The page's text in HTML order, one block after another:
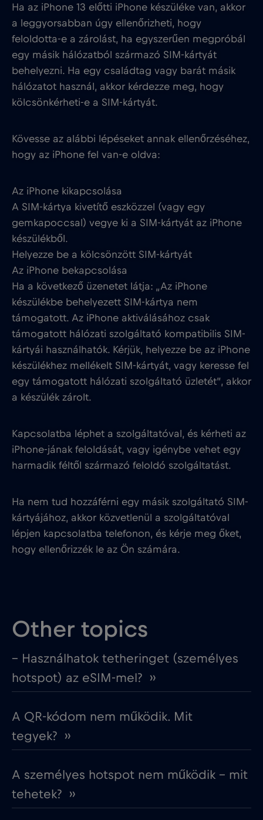
Ha az iPhone 13 előtti iPhone készüléke van, akkor
a leggyorsabban úgy ellenőrizheti, hogy
feloldotta-e a zárolást, ha egyszerűen megpróbál
egy másik hálózatból származó SIM-kártyát
behelyezni. Ha egy családtag vagy barát másik
hálózatot használ, akkor kérdezze meg, hogy
kölcsönkérheti-e a SIM-kártyát.
Kövesse az alábbi lépéseket annak ellenőrzéséhez,
hogy az iPhone fel van-e oldva:
Az iPhone kikapcsolása
A SIM-kártya kivetítő eszközzel (vagy egy
gemkapoccsal) vegye ki a SIM-kártyát az iPhone
készülékből.
Helyezze be a kölcsönzött SIM-kártyát
Az iPhone bekapcsolása
Ha a következő üzenetet látja: „Az iPhone
készülékbe behelyezett SIM-kártya nem
támogatott. Az iPhone aktiválásához csak
támogatott hálózati szolgáltató kompatibilis SIM-
kártyái használhatók. Kérjük, helyezze be az iPhone
készülékhez mellékelt SIM-kártyát, vagy keresse fel
egy támogatott hálózati szolgáltató üzletét”, akkor
a készülék zárolt.
Kapcsolatba léphet a szolgáltatóval, és kérheti az
iPhone-jának feloldását, vagy igénybe vehet egy
harmadik féltől származó feloldó szolgáltatást.
Ha nem tud hozzáférni egy másik szolgáltató SIM-
kártyájához, akkor közvetlenül a szolgáltatóval
lépjen kapcsolatba telefonon, és kérje meg őket,
hogy ellenőrizzék le az Ön számára.
Other topics
– Használhatok tetheringet (személyes
hotspot) az eSIM-mel? ››
A QR-kódom nem működik. Mit
tegyek? ››
A személyes hotspot nem működik – mit
tehetek? ››